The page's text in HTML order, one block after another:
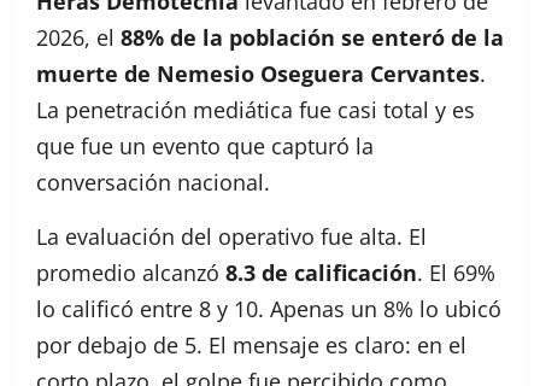
2026, el 88% de la población se enteró de la
muerte de Nemesio Oseguera Cervantes.
La penetración mediática fue casi total y es
que fue un evento que capturó la
conversación nacional.
La evaluación del operativo fue alta. El
promedio alcanzó 8.3 de calificación. El 69%
lo calificó entre 8 y 10. Apenas un 8% lo ubicó
por debajo de 5. El mensaje es claro: en el